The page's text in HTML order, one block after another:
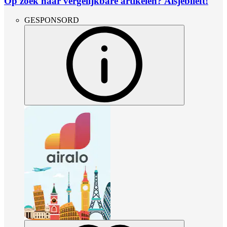
GESPONSORD